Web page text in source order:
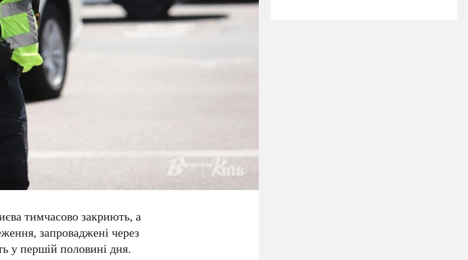
тимчасово закриють, а
запроваджені через
у першій половині дня.